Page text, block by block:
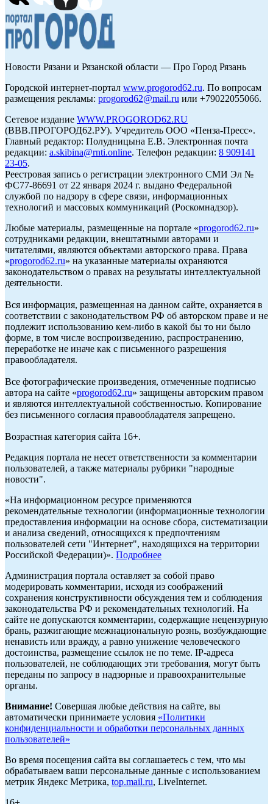
Новости Рязани и Рязанской области — Про Город Рязань
Городской интернет-портал www.progorod62.ru. По вопросам
размещения рекламы: progorod62@mail.ru или +79022055066.
Сетевое издание WWW.PROGOROD62.RU
(ВВВ.ПРОГОРОД62.РУ). Учредитель ООО «Пенза-Пресс».
Главный редактор: Полудницына Е.В. Электронная почта
редакции: a.skibina@rnti.online. Телефон редакции: 8 909141
23-05.
Реестровая запись о регистрации электронного СМИ Эл №
ФС77-86691 от 22 января 2024 г. выдано Федеральной
службой по надзору в сфере связи, информационных
технологий и массовых коммуникаций (Роскомнадзор).
Любые материалы, размещенные на портале «progorod62.ru»
сотрудниками редакции, внештатными авторами и
читателями, являются объектами авторского права. Права
«progorod62.ru» на указанные материалы охраняются
законодательством о правах на результаты интеллектуальной
деятельности.
Вся информация, размещенная на данном сайте, охраняется в
соответствии с законодательством РФ об авторском праве и не
подлежит использованию кем-либо в какой бы то ни было
форме, в том числе воспроизведению, распространению,
переработке не иначе как с письменного разрешения
правообладателя.
Все фотографические произведения, отмеченные подписью
автора на сайте «progorod62.ru» защищены авторским правом
и являются интеллектуальной собственностью. Копирование
без письменного согласия правообладателя запрещено.
Возрастная категория сайта 16+.
Редакция портала не несет ответственности за комментарии
пользователей, а также материалы рубрики "народные
новости".
«На информационном ресурсе применяются
рекомендательные технологии (информационные технологии
предоставления информации на основе сбора, систематизации
и анализа сведений, относящихся к предпочтениям
пользователей сети "Интернет", находящихся на территории
Российской Федерации)». Подробнее
Администрация портала оставляет за собой право
модерировать комментарии, исходя из соображений
сохранения конструктивности обсуждения тем и соблюдения
законодательства РФ и рекомендательных технологий. На
сайте не допускаются комментарии, содержащие нецензурную
брань, разжигающие межнациональную рознь, возбуждающие
ненависть или вражду, а равно унижение человеческого
достоинства, размещение ссылок не по теме. IP-адреса
пользователей, не соблюдающих эти требования, могут быть
переданы по запросу в надзорные и правоохранительные
органы.
Внимание! Совершая любые действия на сайте, вы
автоматически принимаете условия «Политики
конфиденциальности и обработки персональных данных
пользователей»
Во время посещения сайта вы соглашаетесь с тем, что мы
обрабатываем ваши персональные данные с использованием
метрик Яндекс Метрика, top.mail.ru, LiveInternet.